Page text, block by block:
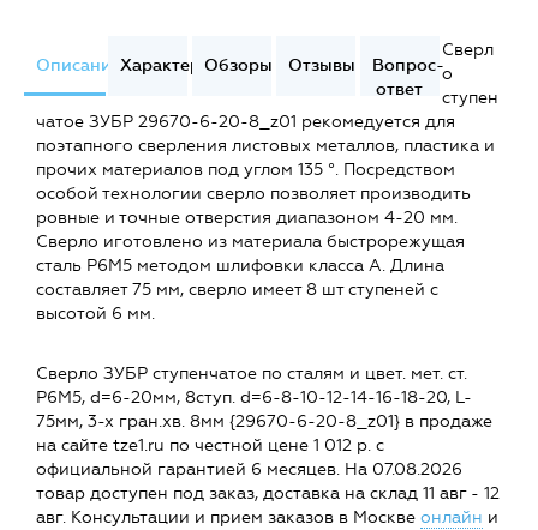
ОписаниеХарактеристики
Обзоры Отзывы
Вопрос-
ответ
Сверл
о
ступен
чатое ЗУБР 29670-6-20-8_z01 рекомедуется для
поэтапного сверления листовых металлов, пластика и
прочих материалов под углом 135 °. Посредством
особой технологии сверло позволяет производить
ровные и точные отверстия диапазоном 4-20 мм.
Сверло иготовлено из материала быстрорежущая
сталь Р6М5 методом шлифовки класса А. Длина
составляет 75 мм, сверло имеет 8 шт ступеней с
высотой 6 мм.
Сверло ЗУБР ступенчатое по сталям и цвет. мет. ст.
Р6М5, d=6-20мм, 8ступ. d=6-8-10-12-14-16-18-20, L-
75мм, 3-х гран.хв. 8мм {29670-6-20-8_z01} в продаже
на сайте tze1.ru по честной цене 1 012 р. с
официальной гарантией 6 месяцев. На 07.08.2026
товар доступен под заказ, доставка на склад 11 авг - 12
авг. Консультации и прием заказов в Москве онлайн и